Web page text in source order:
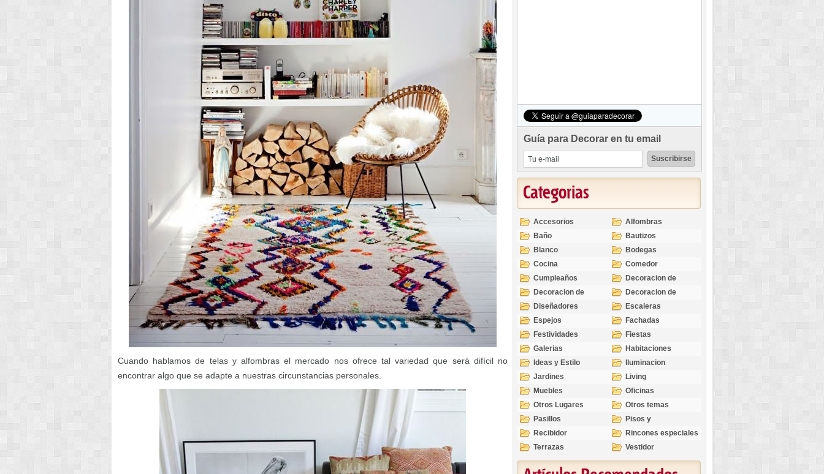
Cuando hablamos de telas y alfombras el mercado nos ofrece tal variedad que será difícil no
encontrar algo que se adapte a nuestras circunstancias personales.
Guía para Decorar en tu email
Categorias
Accesorios
Alfombras
Baño
Bautizos
Blanco
Bodegas
Cocina
Comedor
Cumpleaños
Decoracion de
Exteriores
Decoracion de
Interiores
Decoracion de
Ocasiones
Diseñadores
Escaleras
Espejos
Fachadas
Festividades
Fiestas
Galerias
Habitaciones
Ideas y Estilo
Iluminacion
Jardines
Living
Muebles
Oficinas
Otros Lugares
Otros temas
Pasillos
Pisos y
revestimientos
Recibidor
Rincones especiales
Terrazas
Vestidor